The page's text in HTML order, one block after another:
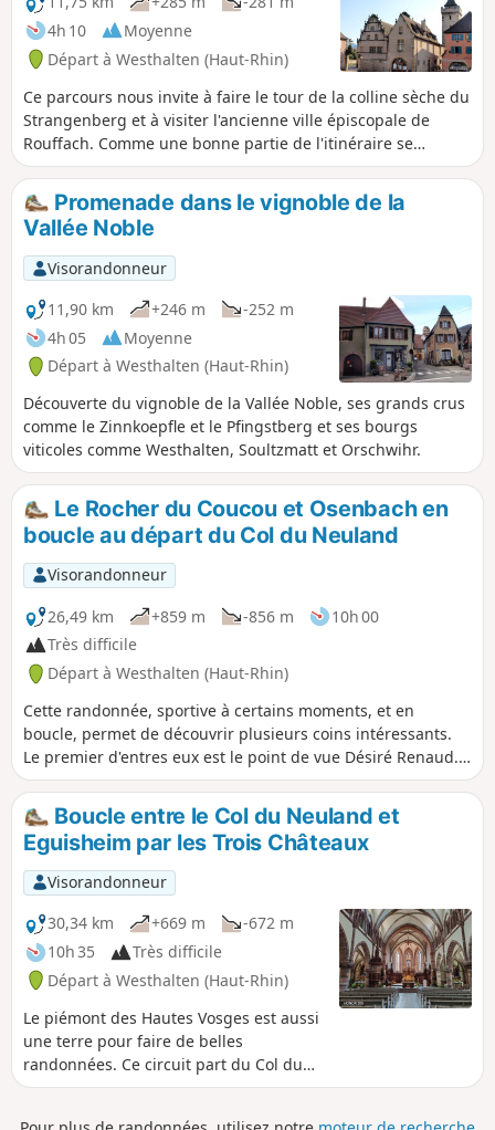
4h 10
Moyenne
Départ à Westhalten (Haut-Rhin)
Ce parcours nous invite à faire le tour de la colline sèche du
Strangenberg et à visiter l'ancienne ville épiscopale de
Rouffach. Comme une bonne partie de l'itinéraire se
déroule dans le vignoble, il faut s'attendre, par endroits, à
des chemins viticoles pavés ou bétonnés.
Promenade dans le vignoble de la
Vallée Noble
Visorandonneur
11,90 km
+246 m
-252 m
4h 05
Moyenne
Départ à Westhalten (Haut-Rhin)
Découverte du vignoble de la Vallée Noble, ses grands crus
comme le Zinnkoepfle et le Pfingstberg et ses bourgs
viticoles comme Westhalten, Soultzmatt et Orschwihr.
Le Rocher du Coucou et Osenbach en
boucle au départ du Col du Neuland
Visorandonneur
26,49 km
+859 m -856 m
10h 00
Très difficile
Départ à Westhalten (Haut-Rhin)
Cette randonnée, sportive à certains moments, et en
boucle, permet de découvrir plusieurs coins intéressants.
Le premier d'entres eux est le point de vue Désiré Renaud.
Viennent ensuite Notre-Dame de Schauenberg, le
Châtaigner du Schauenberg, le Rocher du Diable, le Rocher
du Coucou, l'église d'Osenbach, le Langenstein, le Val du
Pâtre avec son église et son cimetière militaire, le Rocher du
Grossfels et la Chapelle Ste-Lucie, Soultzmatt et le
Zinkoepfle. Bien sûr, pour apprécier ces points d'intérêts, il
ne faut pas hésiter à s'y arrêter. C'est une randonnée tout
en dent de scie, dont la dernière montée est la plus difficile.
La quasi-totalité du parcours se fait en forêt. Seul le dernier
quart est à découvert dans les vignes.
Boucle entre le Col du Neuland et
Eguisheim par les Trois Châteaux
Visorandonneur
30,34 km
+669 m
-672 m
10h 35
Très difficile
Départ à Westhalten (Haut-Rhin)
Le piémont des Hautes Vosges est aussi
une terre pour faire de belles
randonnées. Ce circuit part du Col du
Neuland et va jusqu'à Eguisheim en